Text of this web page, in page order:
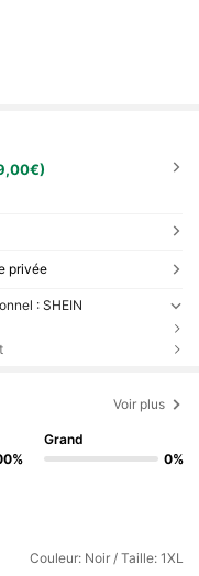
privée
: SHEIN
Voir plus
Grand
0%
Couleur: Noir / Taille: 1XL